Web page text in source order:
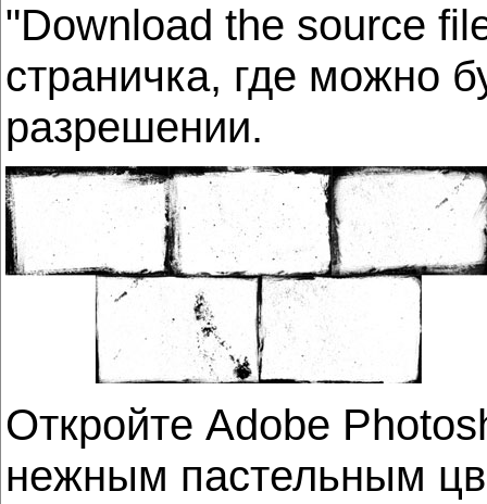
"Download the source
страничка, где можно
разрешении.
Откройте Adobe
нежным пастельным